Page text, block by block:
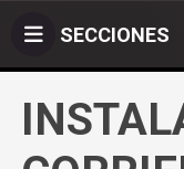
SECCIONES